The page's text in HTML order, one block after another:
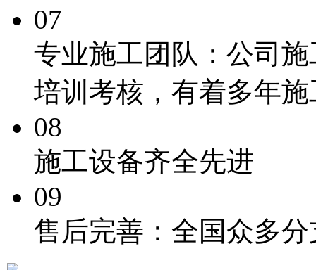
07
专业施工团队： 公司
培训考核，有着多年
08
施工设备齐全先进
09
售后完善： 全国众多